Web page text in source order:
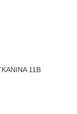
11B